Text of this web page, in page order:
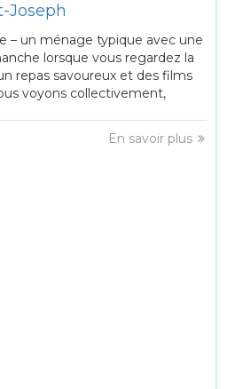
Joseph
– un ménage typique avec une
lorsque vous regardez la
repas savoureux et des films
voyons collectivement,
En savoir plus